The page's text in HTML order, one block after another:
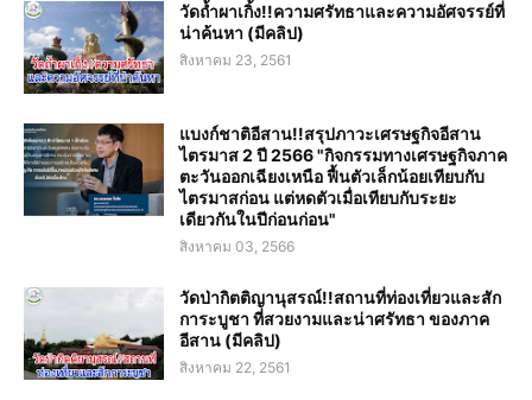
วัดถ้ำผาเกิ้ง!!ความศรัทธาและความอัศจรรย์ที่
น่าค้นหา (มีคลิป)
สิงหาคม 23, 2561
แบงก์ชาติอีสาน!!สรุปภาวะเศรษฐกิจอีสาน
ไตรมาส 2 ปี 2566 "กิจกรรมทางเศรษฐกิจภาค
ตะวันออกเฉียงเหนือ ฟื้นตัวเล็กน้อยเทียบกับ
ไตรมาสก่อน แต่หดตัวเมื่อเทียบกับระยะ
เดียวกันในปีก่อนก่อน"
สิงหาคม 03, 2566
วัดป่ากิตติญานุสรณ์!!สถานที่ท่องเที่ยวและสัก
การะบูชา ที่สวยงามและน่าศรัทธา ของภาค
อีสาน (มีคลิป)
สิงหาคม 22, 2561